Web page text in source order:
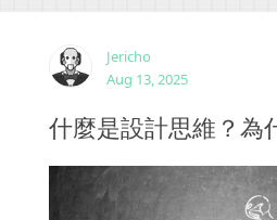
Jericho
Aug 13, 2025